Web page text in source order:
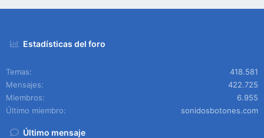
Estadísticas del foro
Temas
418.581
Mensajes
422.725
Miembros
6.955
Último miembro
sonidosbotones.com
Último mensaje